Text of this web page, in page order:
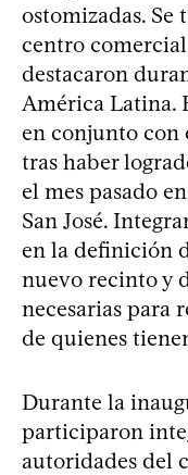
ostomizadas.
centro
destacaron
América Latina.
en conjunto con
tras haber
el mes pasado
San José.
en la definición
nuevo recinto y
necesarias para
de quienes
Durante la
participaron
autoridades del